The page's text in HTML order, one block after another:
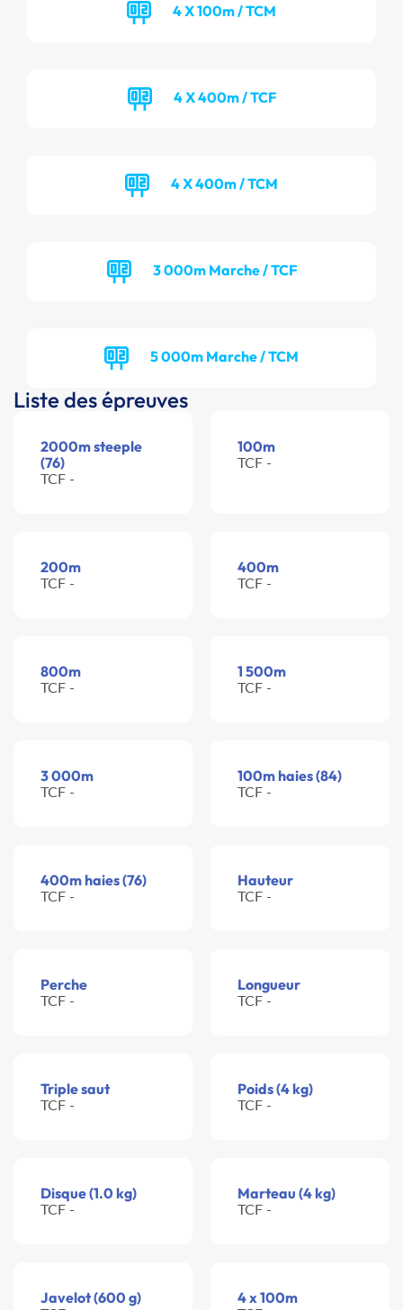
4 X 100m / TCM
4 X 400m / TCF
4 X 400m / TCM
3 000m Marche / TCF
5 000m Marche / TCM
Liste des épreuves
2000m steeple
(76)
TCF -
100m
TCF -
200m
TCF -
400m
TCF -
800m
TCF -
1 500m
TCF -
3 000m
TCF -
100m haies (84)
TCF -
400m haies (76)
TCF -
Hauteur
TCF -
Perche
TCF -
Longueur
TCF -
Triple saut
TCF -
Poids (4 kg)
TCF -
Disque (1.0 kg)
TCF -
Marteau (4 kg)
TCF -
Javelot (600 g) 4 x 100m